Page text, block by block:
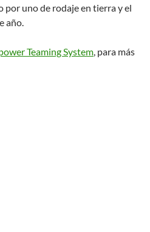
por uno de rodaje en tierra y el
año.
Teaming System, para más